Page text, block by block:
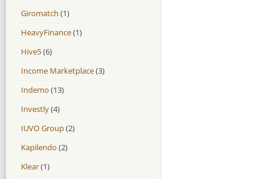
Giromatch (1)
HeavyFinance(1)
Hive5(6)
Income Marketplace(3)
Indemo (13)
Investly(4)
IUVO Group(2)
Kapilendo (2)
Klear(1)